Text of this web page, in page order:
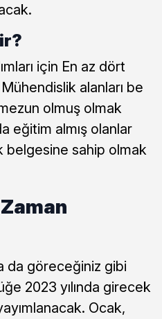
için En az dört
alanları be
olmuş olmak
eğitim almış olanlar
belgesine sahip olmak
da göreceğiniz gibi
2023 yılında girecek
Ocak,